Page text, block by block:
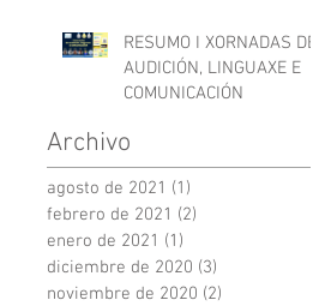
RESUMO I XORNADAS DE
AUDICIÓN, LINGUAXE E
COMUNICACIÓN
Archivo
agosto de 2021 (1)
febrero de 2021 (2)
enero de 2021 (1)
diciembre de 2020 (3)
noviembre de 2020 (2)